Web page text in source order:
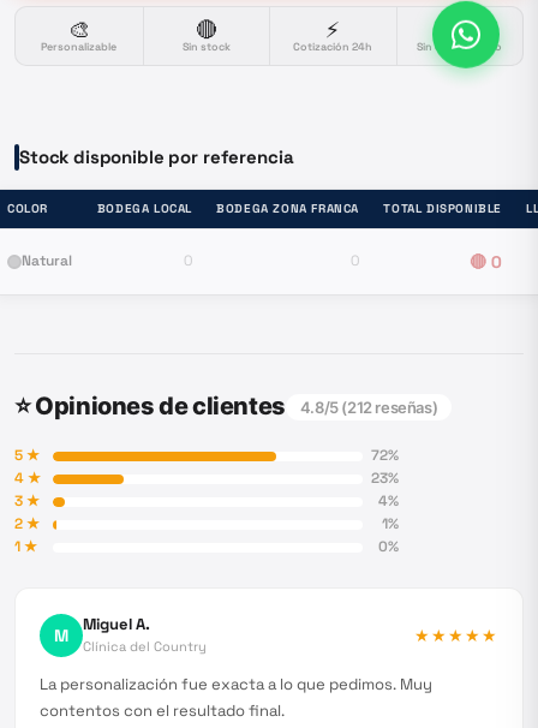
🎨
Personalizable
🔴
Sin stock
⚡
Cotización 24h
🔒
Sin compromiso
Stock disponible por referencia
COLOR BODEGA LOCAL BODEGA ZONA FRANCA TOTAL DISPONIBLE
Natural 0 0 🔴 0
⭐ Opiniones de clientes 4.8/5 (212 reseñas)
5★ 72%
4★ 23%
3★ 4%
2★ 1%
1★ 0%
M Miguel A.
Clínica del Country
★★★★★
La personalización fue exacta a lo que pedimos. Muy
contentos con el resultado final.